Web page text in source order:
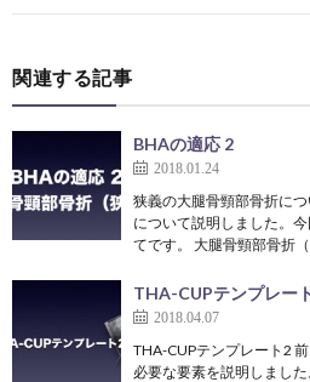
関連する記事
BHAの適応 2
2018.01.24
狭義の大腿骨頸部骨折に
について説明しました。
てです。 大腿骨頸部骨折
THA-CUPテンプレー
2018.04.07
THA-CUPテンプレート2
必要な要素を説明しまし